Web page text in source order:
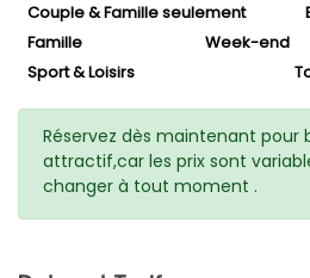
Couple & Famille seulement
Famille
Week-end
Sport & Loisirs
Réservez dès maintenant pour
attractif,car les prix sont
changer à tout moment .